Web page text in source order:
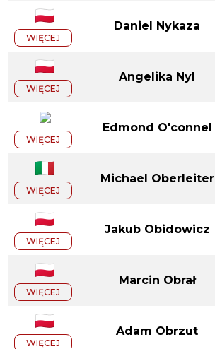
WIĘCEJ
Daniel Nykaza
WIĘCEJ
Angelika Nyl
WIĘCEJ
Edmond O'connel
WIĘCEJ
Michael Oberleiter
WIĘCEJ
Jakub Obidowicz
WIĘCEJ
Marcin Obrał
WIĘCEJ
Adam Obrzut